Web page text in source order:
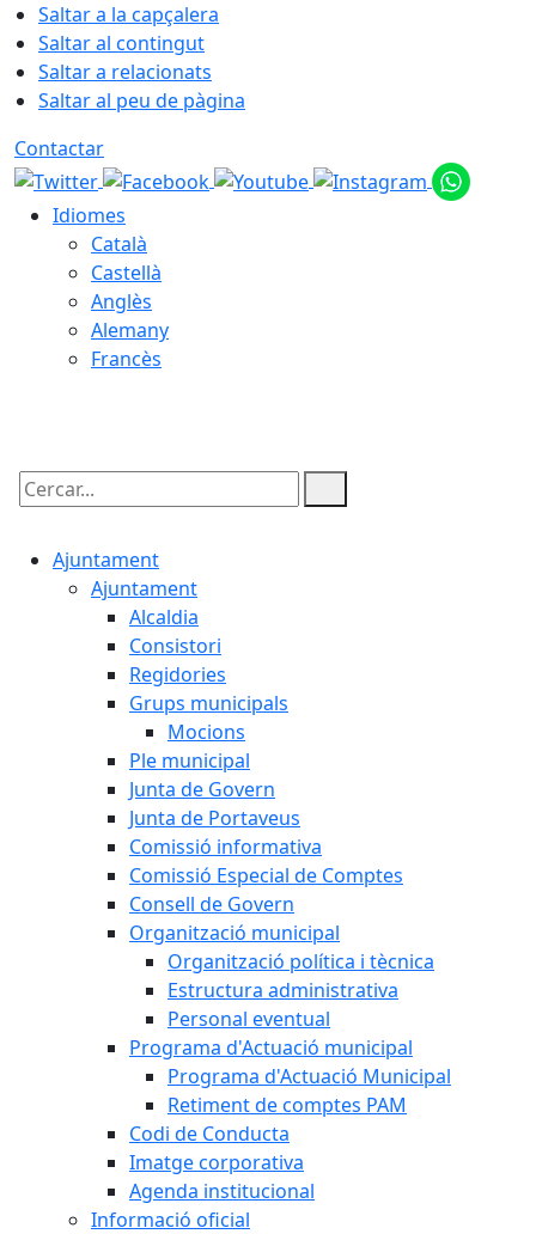
Saltar a la capçalera
Saltar al contingut
Saltar a relacionats
Saltar al peu de pàgina
Contactar
Idiomes
Català
Castellà
Anglès
Alemany
Francès
Cercar:
Ajuntament
Ajuntament
Alcaldia
Consistori
Regidories
Grups municipals
Mocions
Ple municipal
Junta de Govern
Junta de Portaveus
Comissió informativa
Comissió Especial de Comptes
Consell de Govern
Organització municipal
Organització política i tècnica
Estructura administrativa
Personal eventual
Programa d'Actuació municipal
Programa d'Actuació Municipal
Retiment de comptes PAM
Codi de Conducta
Imatge corporativa
Agenda institucional
Informació oficial